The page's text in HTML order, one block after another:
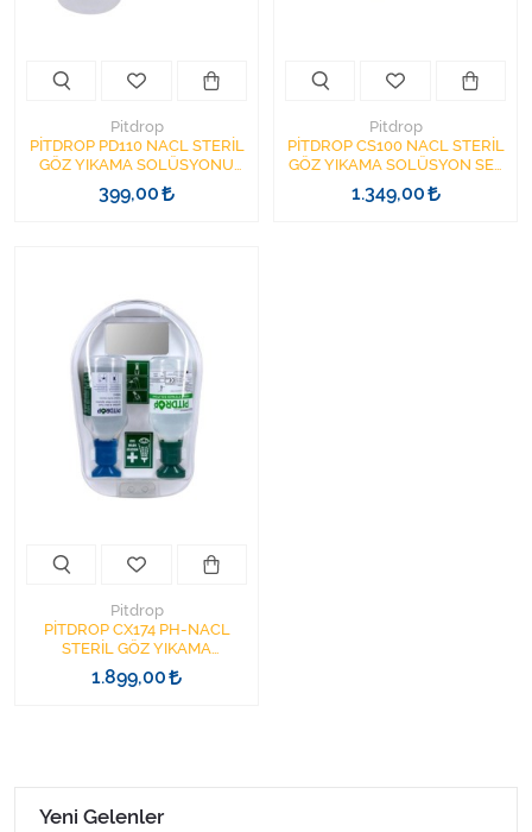
Varis Çorapları
Tüm Kategorileri Gör
Pitdrop
PİTDROP PD110 NACL STERİL
GÖZ YIKAMA SOLÜSYONU
YEŞİL KAPAK 500 ML
399,00
Pitdrop
PİTDROP CS100 NACL STERİL
GÖZ YIKAMA SOLÜSYON SET
2Lİ AYNALI İSTASYON
PD110+PD100 YEŞİL YEŞİL
1.349,00
Pitdrop
PİTDROP CX174 PH-NACL
STERİL GÖZ YIKAMA
SOLÜSYON SET 2Lİ AYNALI
İSTASYON PD110+PH074
1.899,00
Yeni Gelenler